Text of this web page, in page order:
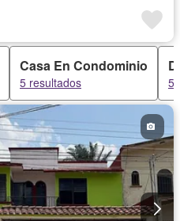
Casa En Condominio
5 resultados 5